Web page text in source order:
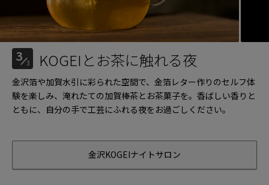
3 3 KOGEIとお茶に触れる夜
金沢箔や加賀水引に彩られた空間で、金箔レター作りのセルフ体
験を楽しみ、淹れたての加賀棒茶とお茶菓子を。香ばしい香りと
ともに、自分の手で工芸にふれる夜をお過ごしください。
金沢KOGEIナイトサロン